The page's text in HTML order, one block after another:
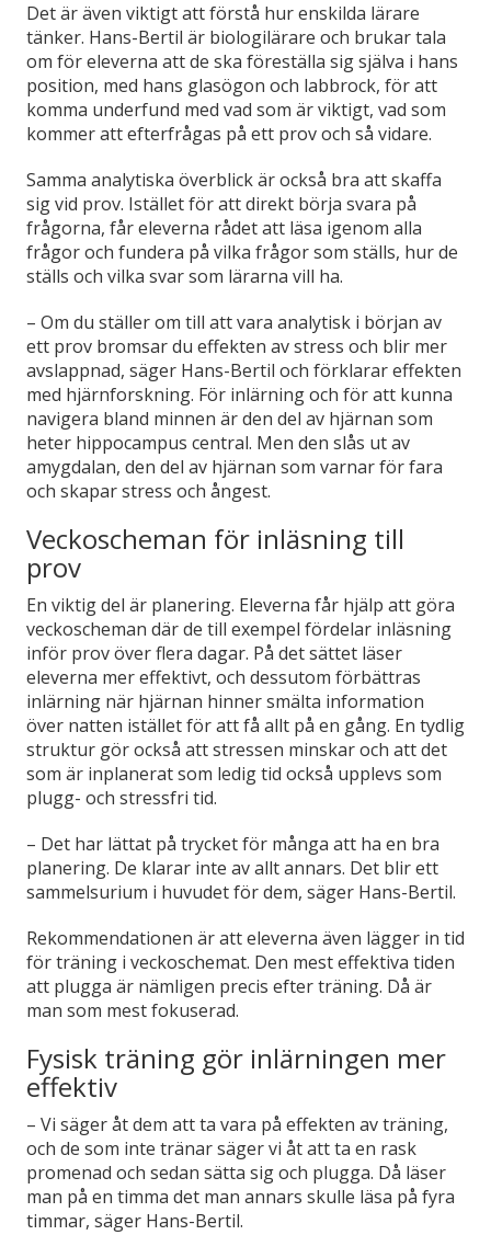
Det är även viktigt att förstå hur enskilda lärare
tänker. Hans-Bertil är biologilärare och brukar tala
om för eleverna att de ska föreställa sig själva i hans
position, med hans glasögon och labbrock, för att
komma underfund med vad som är viktigt, vad som
kommer att efterfrågas på ett prov och så vidare.
Samma analytiska överblick är också bra att skaffa
sig vid prov. Istället för att direkt börja svara på
frågorna, får eleverna rådet att läsa igenom alla
frågor och fundera på vilka frågor som ställs, hur de
ställs och vilka svar som lärarna vill ha.
– Om du ställer om till att vara analytisk i början av
ett prov bromsar du effekten av stress och blir mer
avslappnad, säger Hans-Bertil och förklarar effekten
med hjärnforskning. För inlärning och för att kunna
navigera bland minnen är den del av hjärnan som
heter hippocampus central. Men den slås ut av
amygdalan, den del av hjärnan som varnar för fara
och skapar stress och ångest.
Veckoscheman för inläsning till
prov
En viktig del är planering. Eleverna får hjälp att göra
veckoscheman där de till exempel fördelar inläsning
inför prov över flera dagar. På det sättet läser
eleverna mer effektivt, och dessutom förbättras
inlärning när hjärnan hinner smälta information
över natten istället för att få allt på en gång. En tydlig
struktur gör också att stressen minskar och att det
som är inplanerat som ledig tid också upplevs som
plugg- och stressfri tid.
– Det har lättat på trycket för många att ha en bra
planering. De klarar inte av allt annars. Det blir ett
sammelsurium i huvudet för dem, säger Hans-Bertil.
Rekommendationen är att eleverna även lägger in tid
för träning i veckoschemat. Den mest effektiva tiden
att plugga är nämligen precis efter träning. Då är
man som mest fokuserad.
Fysisk träning gör inlärningen mer
effektiv
– Vi säger åt dem att ta vara på effekten av träning,
och de som inte tränar säger vi åt att ta en rask
promenad och sedan sätta sig och plugga. Då läser
man på en timma det man annars skulle läsa på fyra
timmar, säger Hans-Bertil.